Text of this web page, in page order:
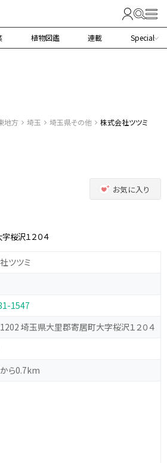
植物図鑑 連載 Special
地方 埼玉 埼玉県その他 株式会社ツツミ
お気に入り
桜沢１２０４
ツツミ
1547
埼玉県大里郡寄居町大字桜沢１２０４
ら0.7km